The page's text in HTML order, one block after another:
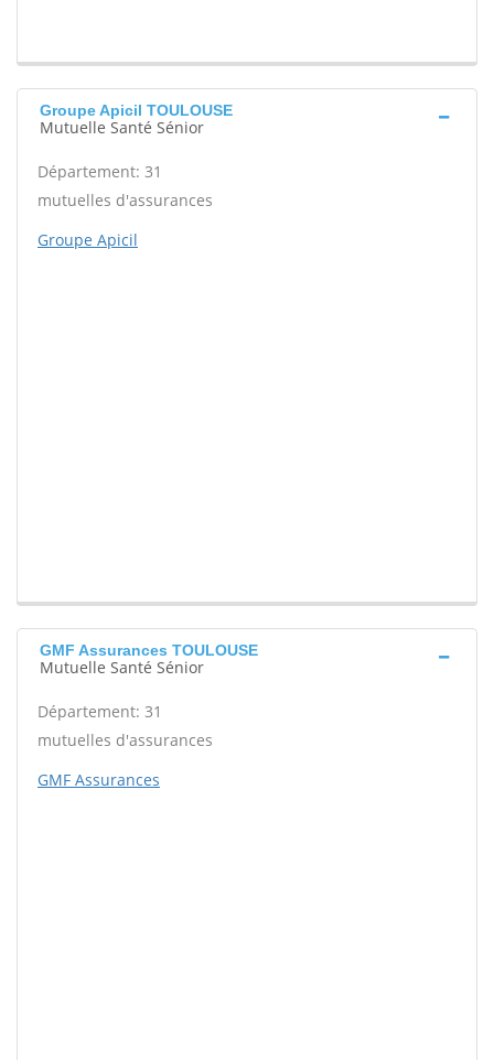
Groupe Apicil TOULOUSE
Mutuelle Santé Sénior
Département: 31
mutuelles d'assurances
Groupe Apicil
GMF Assurances TOULOUSE
Mutuelle Santé Sénior
Département: 31
mutuelles d'assurances
GMF Assurances